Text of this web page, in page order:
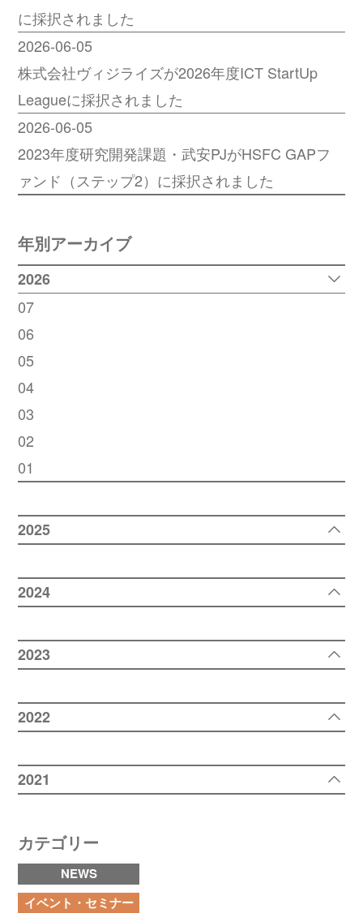
に採択されました
2026-06-05
株式会社ヴィジライズが2026年度ICT StartUp
Leagueに採択されました
2026-06-05
2023年度研究開発課題・武安PJがHSFC GAPフ
ァンド（ステップ2）に採択されました
年別アーカイブ
2026
07
06
05
04
03
02
01
2025
2024
2023
2022
2021
カテゴリー
NEWS
イベント・セミナー